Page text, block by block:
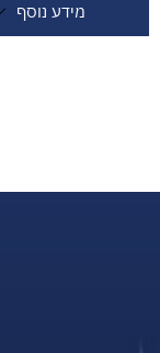
מידע נוסף